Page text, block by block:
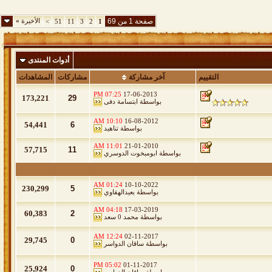
صفحة 1 من 69 1
2
3
11
51
> الأخيرة»
أدوات المنتدى
التقييم
آخر مشاركة مشاركات المشاهدات
17-06-2013
07:25 PM
بواسطة ابتسامة دفى 29
173,221
16-08-2012
10:10 AM
بواسطة تناهيد 6
54,441
21-01-2010
11:01 AM
بواسطة ابومبخوت الدوسري 11
57,715
10-10-2022
01:24 AM
بواسطة بعيدالهقاوي 5
230,299
17-03-2019
04:18 AM
بواسطة محمد 0 سعد 2
60,383
02-11-2017
12:24 AM
بواسطة ساقان الدواسر 0
29,745
01-11-2017
05:02 PM
0
25,924